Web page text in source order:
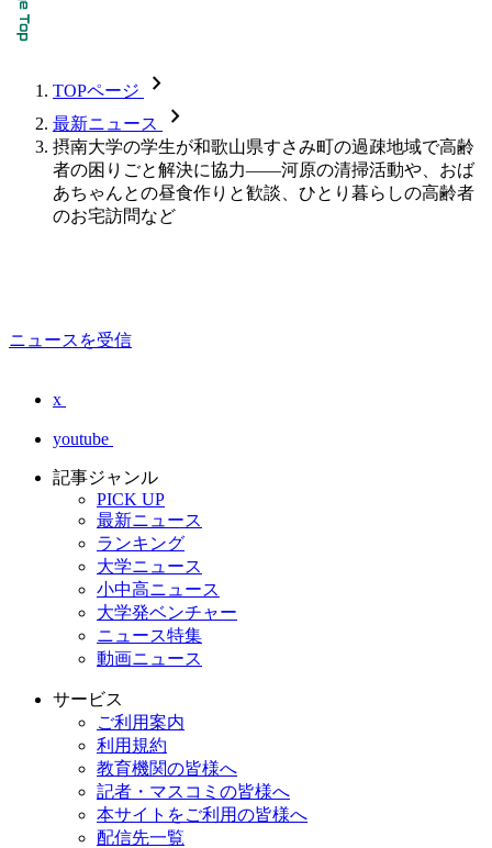
TOPページ chevron_forward
最新ニュース chevron_forward
摂南大学の学生が和歌山県すさみ町の過疎地域で高齢
者の困りごと解決に協力――河原の清掃活動や、おば
あちゃんとの昼食作りと歓談、ひとり暮らしの高齢者
のお宅訪問など
ニュースを受信
x
youtube
記事ジャンル
PICK UP
最新ニュース
ランキング
大学ニュース
小中高ニュース
大学発ベンチャー
ニュース特集
動画ニュース
サービス
ご利用案内
利用規約
教育機関の皆様へ
記者・マスコミの皆様へ
本サイトをご利用の皆様へ
配信先一覧